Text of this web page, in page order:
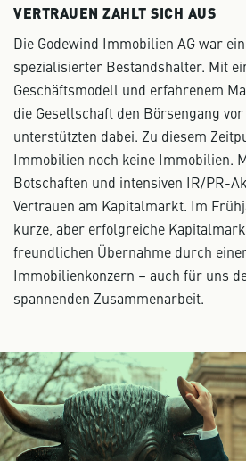
VERTRAUEN ZAHLT SICH AUS
Die Godewind Immobilien AG war
spezialisierter Bestandshalter. Mit
Geschäftsmodell und erfahrenem
die Gesellschaft den Börsengang
unterstützten dabei. Zu diesem
Immobilien noch keine Immobilien.
Botschaften und intensiven IR/PR-
Vertrauen am Kapitalmarkt. Im
kurze, aber erfolgreiche
freundlichen Übernahme durch
Immobilienkonzern – auch für uns
spannenden Zusammenarbeit.